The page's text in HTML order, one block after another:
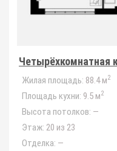
Четырёхкомнатная
Жилая площадь: 88.4 м2
Площадь кухни: 9.5 м2
Высота потолков: —
Этаж: 20 из 23
Отделка: —